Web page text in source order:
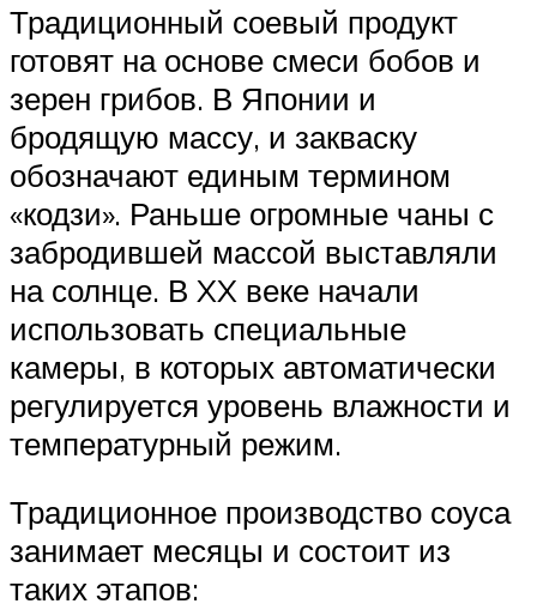
Традиционный соевый продукт
готовят на основе смеси бобов и
зерен грибов. В Японии и
бродящую массу, и закваску
обозначают единым термином
«кодзи». Раньше огромные чаны с
забродившей массой выставляли
на солнце. В XX веке начали
использовать специальные
камеры, в которых автоматически
регулируется уровень влажности и
температурный режим.
Традиционное производство соуса
занимает месяцы и состоит из
таких этапов: